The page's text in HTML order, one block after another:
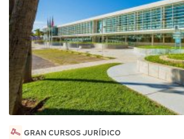
GRAN CURSOS JURÍDICO